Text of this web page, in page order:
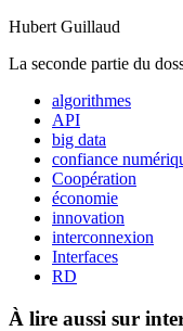
Hubert Guillaud
La seconde partie du
algorithmes
API
big data
confiance
Coopération
économie
innovation
interconnexion
Interfaces
RD
À lire aussi sur